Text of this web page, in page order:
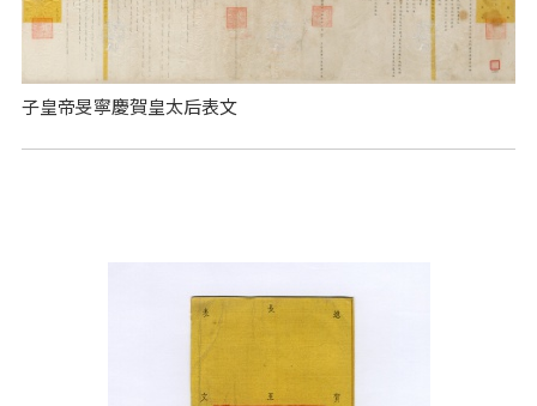
子皇帝旻寧慶賀皇太后表文